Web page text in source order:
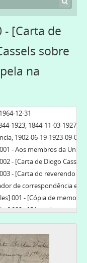
- [Carta de
sobre
na
12-31
1844-11-03-1927-08-22
1902-06-19-1923-09-07
Cristã da Mocidade de Vila Nova de Gaia, 1902-06-19
sobre a independência da Igreja Lusitana], 1913
George Bell a Diogo Cassels], 1920-08
enviada], 1908-07-1923-01-21
pela Igreja Lusitana à Conferência de Lambeth], 1908-07
Flower sobre constituição da Igreja Lusitana], 1910-04-24
Cassels a André Cassels sobre ata do Sínodo], 1910-06-09
André Cassels sobre o bispo de Gibraltar e o bispo da Irlanda], 1910-06-10
a André Cassels sobre o dinheiro pedido por Ethel], 1910-06-11
ao doutor Noyes sobre o Livro de Oração Comum], 1911-07-13